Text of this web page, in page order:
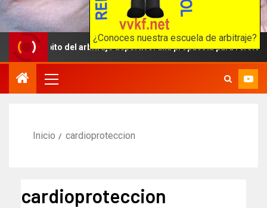
¿Conoces nuestra escuela de arbitraje?
ámbito del arbitraje deportivo: una propuesta para reforzar la
Inicio cardioproteccion
cardioproteccion